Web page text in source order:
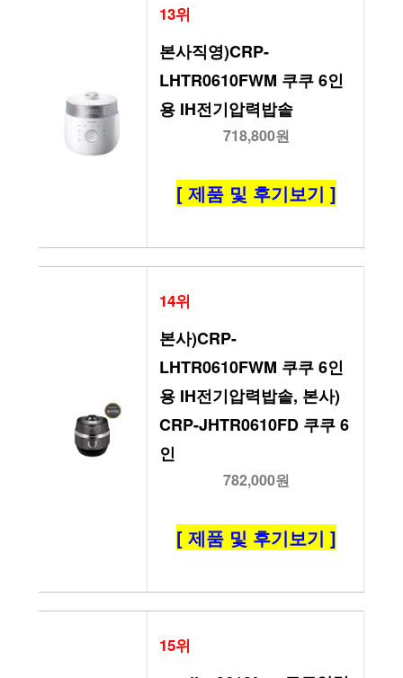
13위
본사직영)CRP-
LHTR0610FWM 쿠쿠 6인
용 IH전기압력밥솥
718,800원
[ 제품 및 후기보기 ]
14위
본사)CRP-
LHTR0610FWM 쿠쿠 6인
용 IH전기압력밥솥, 본사)
CRP-JHTR0610FD 쿠쿠 6
인
782,000원
[ 제품 및 후기보기 ]
15위